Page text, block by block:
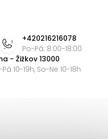
+420216216078
Po-Pá: 8:00-18:00
- Žižkov 13000
10-19h, So-Ne 10-18h